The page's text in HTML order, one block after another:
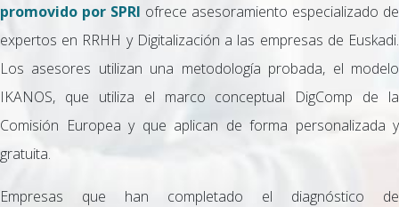
promovido por SPRI ofrece asesoramiento especializado de
expertos en RRHH y Digitalización a las empresas de Euskadi.
Los asesores utilizan una metodología probada, el modelo
IKANOS, que utiliza el marco conceptual DigComp de la
Comisión Europea y que aplican de forma personalizada y
gratuita.
Empresas que han completado el diagnóstico de